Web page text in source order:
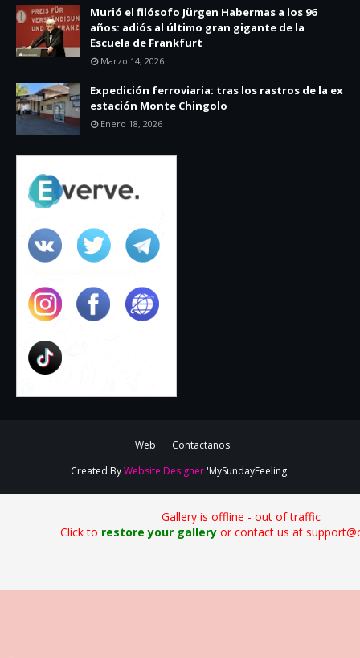
Murió el filósofo Jürgen Habermas a los 96
años: adiós al último gran gigante de la
Escuela de Frankfurt
Marzo 14, 2026
Expedición ferroviaria: tras los rastros de la ex
estación Monte Chingolo
Enero 18, 2026
Web
Contactanos
Created ByWebsite Designer 'MySundayFeeling'
Gallery is offline - out of traffic
Click to restore your galleryor contact us at